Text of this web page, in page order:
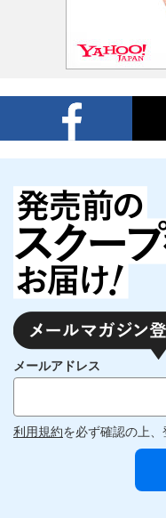
メールアドレス
利用規約を必ず確認の上、